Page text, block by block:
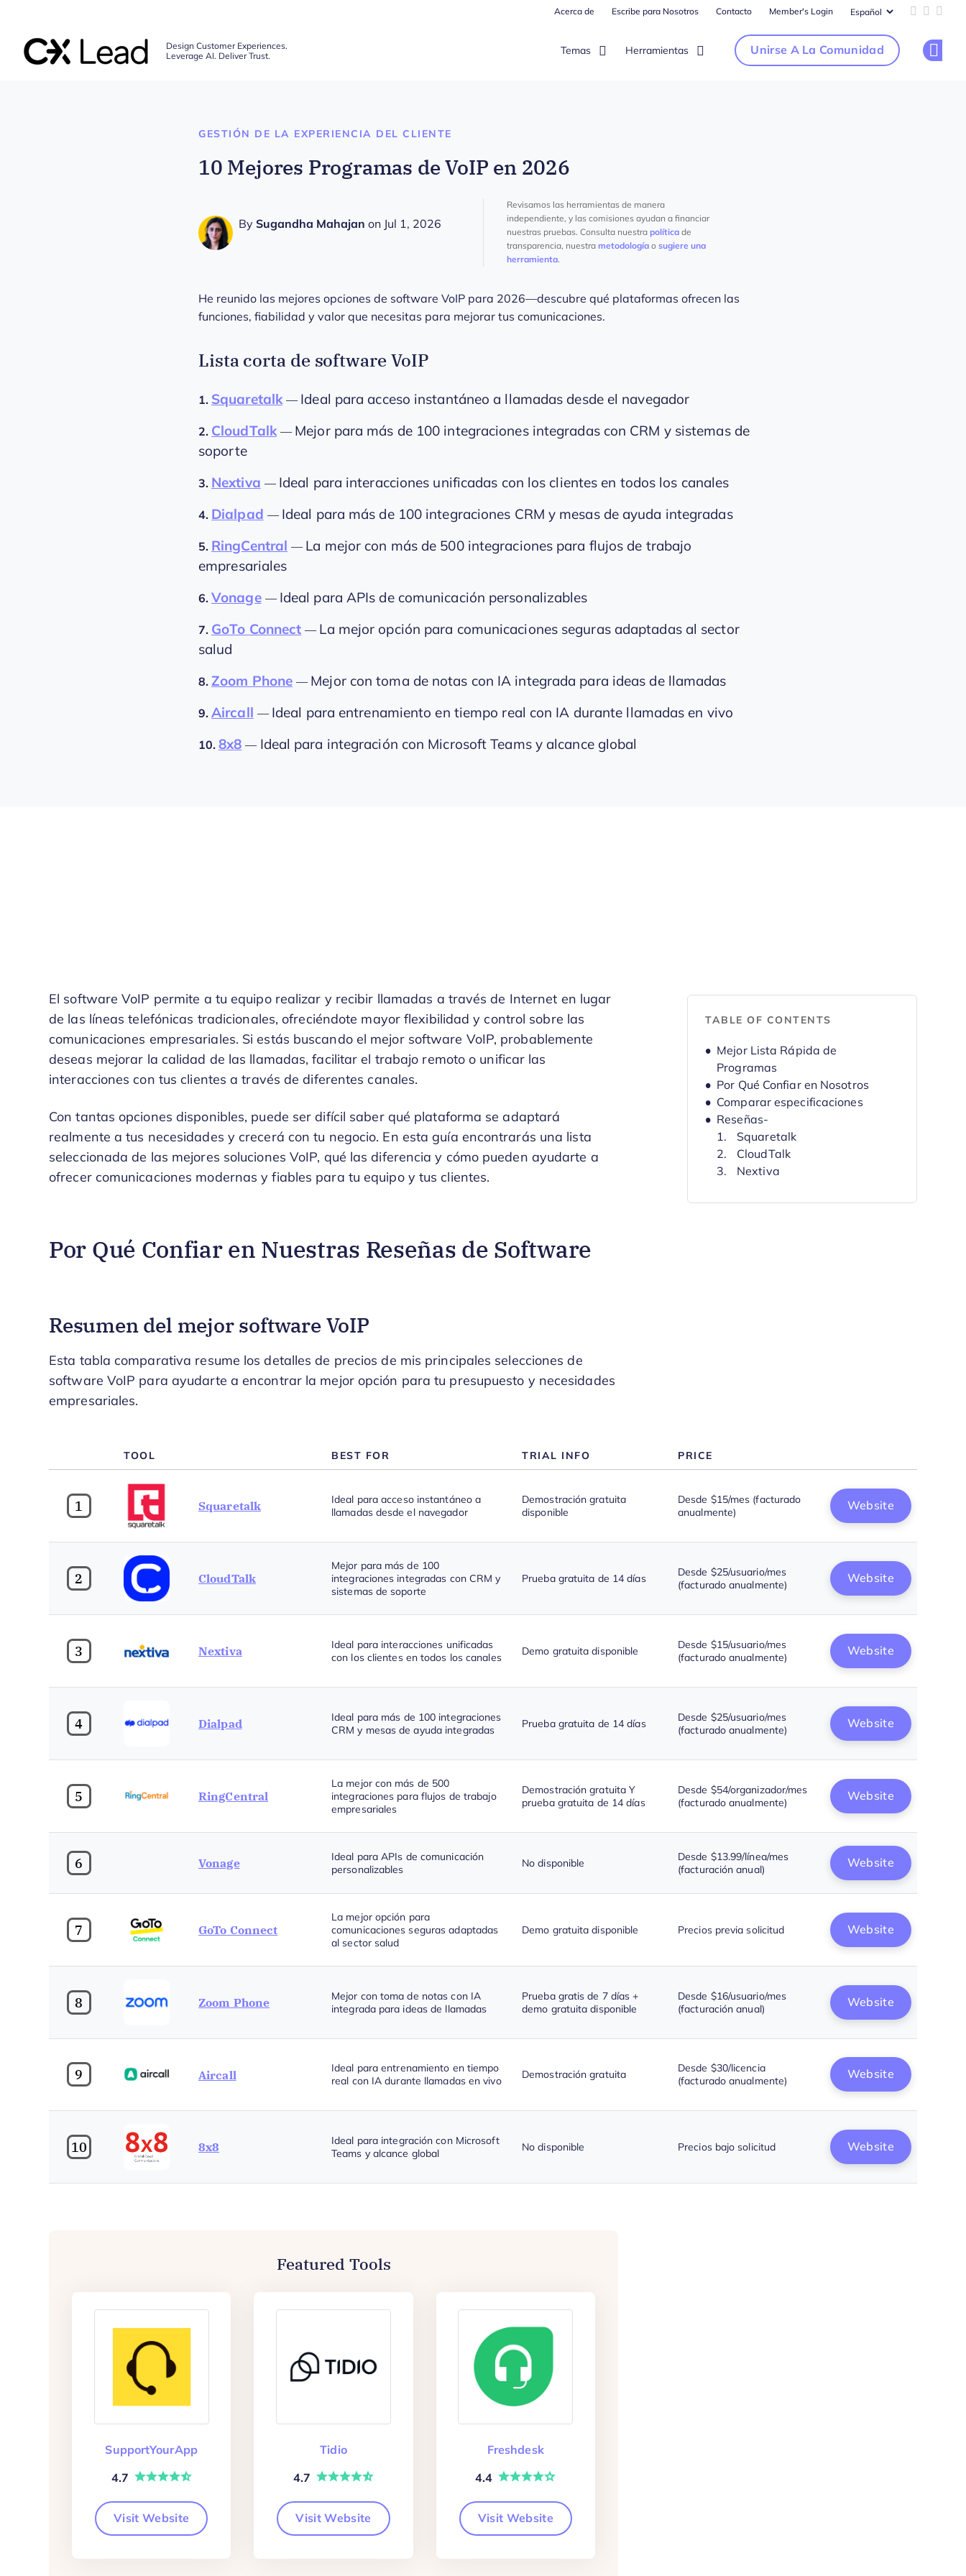
Acerca de Escribe para Nosotros Contacto Member's Login Add us
Follow
Design Customer Experiences.
Leverage AI. Deliver Trust.
Temas Herramientas Unirse A La Comunidad
GESTIÓN DE LA EXPERIENCIA DEL CLIENTE
10 Mejores Programas de VoIP en 2026
By Sugandha Mahajan on Jul 1, 2026
Revisamos las herramientas de manera
independiente, y las comisiones ayudan a financiar
nuestras pruebas. Consulta nuestra políticade
transparencia, nuestra metodologíao sugiere una
herramienta.
He reunido las mejores opciones de software VoIP para 2026—descubre qué plataformas ofrecen las
funciones, fiabilidad y valor que necesitas para mejorar tus comunicaciones.
Lista corta de software VoIP
1. Squaretalk — Ideal para acceso instantáneo a llamadas desde el navegador
2. CloudTalk — Mejor para más de 100 integraciones integradas con CRM y sistemas de
soporte
3. Nextiva — Ideal para interacciones unificadas con los clientes en todos los canales
4. Dialpad — Ideal para más de 100 integraciones CRM y mesas de ayuda integradas
5. RingCentral — La mejor con más de 500 integraciones para flujos de trabajo
empresariales
6. Vonage — Ideal para APIs de comunicación personalizables
7. GoTo Connect — La mejor opción para comunicaciones seguras adaptadas al sector
salud
8. Zoom Phone — Mejor con toma de notas con IA integrada para ideas de llamadas
9. Aircall — Ideal para entrenamiento en tiempo real con IA durante llamadas en vivo
10. 8x8 — Ideal para integración con Microsoft Teams y alcance global
El software VoIP permite a tu equipo realizar y recibir llamadas a través de Internet en lugar
de las líneas telefónicas tradicionales, ofreciéndote mayor flexibilidad y control sobre las
comunicaciones empresariales. Si estás buscando el mejor software VoIP, probablemente
deseas mejorar la calidad de las llamadas, facilitar el trabajo remoto o unificar las
interacciones con tus clientes a través de diferentes canales.
Con tantas opciones disponibles, puede ser difícil saber qué plataforma se adaptará
realmente a tus necesidades y crecerá con tu negocio. En esta guía encontrarás una lista
seleccionada de las mejores soluciones VoIP, qué las diferencia y cómo pueden ayudarte a
ofrecer comunicaciones modernas y fiables para tu equipo y tus clientes.
Por Qué Confiar en Nuestras Reseñas de Software
Resumen del mejor software VoIP
Esta tabla comparativa resume los detalles de precios de mis principales selecciones de
software VoIP para ayudarte a encontrar la mejor opción para tu presupuesto y necesidades
empresariales.
TOOL BEST FOR TRIAL INFO PRICE
1 Squaretalk
Ideal para acceso instantáneo a
llamadas desde el navegador
Demostración gratuita
disponible
Desde $15/mes (facturado
anualmente)
Website
2 CloudTalk
Mejor para más de 100
integraciones integradas con CRM y
sistemas de soporte
Prueba gratuita de 14 días
Desde $25/usuario/mes
(facturado anualmente)
Website
3 Nextiva
Ideal para interacciones unificadas
con los clientes en todos los canales
Demo gratuita disponible
Desde $15/usuario/mes
(facturado anualmente)
Website
4 Dialpad
Ideal para más de 100 integraciones
CRM y mesas de ayuda integradas
Prueba gratuita de 14 días
Desde $25/usuario/mes
(facturado anualmente)
Website
5 RingCentral
La mejor con más de 500
integraciones para flujos de trabajo
empresariales
Demostración gratuita Y
prueba gratuita de 14 días
Desde $54/organizador/mes
(facturado anualmente)
Website
6 Vonage
Ideal para APIs de comunicación
personalizables
No disponible
Desde $13.99/línea/mes
(facturación anual)
Website
7 GoTo Connect
La mejor opción para
comunicaciones seguras adaptadas
al sector salud
Demo gratuita disponible Precios previa solicitud Website
8 Zoom Phone
Mejor con toma de notas con IA
integrada para ideas de llamadas
Prueba gratis de 7 días +
demo gratuita disponible
Desde $16/usuario/mes
(facturación anual)
Website
9 Aircall
Ideal para entrenamiento en tiempo
real con IA durante llamadas en vivo
Demostración gratuita
Desde $30/licencia
(facturado anualmente)
Website
10 8x8
Ideal para integración con Microsoft
Teams y alcance global
No disponible Precios bajo solicitud Website
Featured Tools
SupportYourApp
4.7
Visit Website
Tidio
4.7
Visit Website
Freshdesk
4.4
Visit Website
TABLE OF CONTENTS
Mejor Lista Rápida de
Programas
Por Qué Confiar en Nosotros
Comparar especificaciones
Reseñas-
Squaretalk
CloudTalk
Nextiva
RingCentral